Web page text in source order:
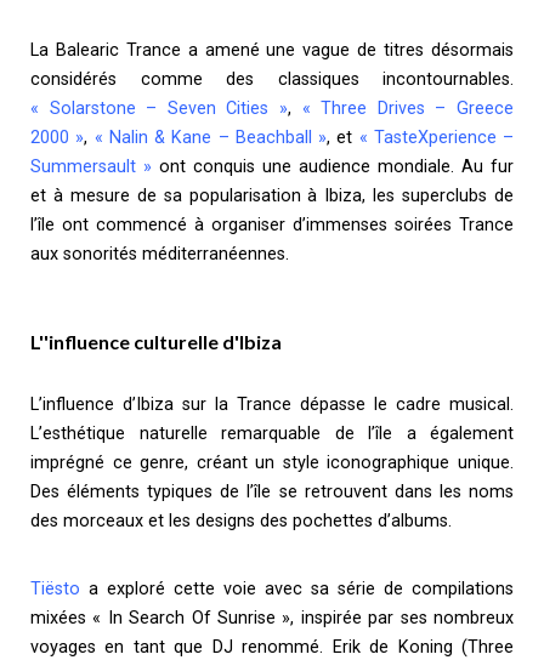
La Balearic Trance a amené une vague de titres désormais
considérés comme des classiques incontournables.
« Solarstone – Seven Cities », « Three Drives – Greece
2000 », « Nalin & Kane – Beachball », et « TasteXperience –
Summersault » ont conquis une audience mondiale. Au fur
et à mesure de sa popularisation à Ibiza, les superclubs de
l’île ont commencé à organiser d’immenses soirées Trance
aux sonorités méditerranéennes.
L''influence culturelle d'Ibiza
L’influence d’Ibiza sur la Trance dépasse le cadre musical.
L’esthétique naturelle remarquable de l’île a également
imprégné ce genre, créant un style iconographique unique.
Des éléments typiques de l’île se retrouvent dans les noms
des morceaux et les designs des pochettes d’albums.
Tiësto a exploré cette voie avec sa série de compilations
mixées « In Search Of Sunrise », inspirée par ses nombreux
voyages en tant que DJ renommé. Erik de Koning (Three